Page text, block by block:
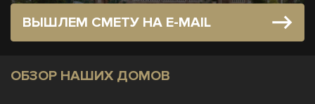
ВЫШЛЕМ СМЕТУ НА E-MAIL
ОБЗОР НАШИХ ДОМОВ